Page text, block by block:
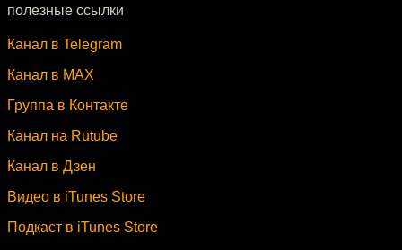
полезные ссылки
Канал в Telegram
Канал в MAX
Группа в Контакте
Канал на Rutube
Канал в Дзен
Видео в iTunes Store
Подкаст в iTunes Store